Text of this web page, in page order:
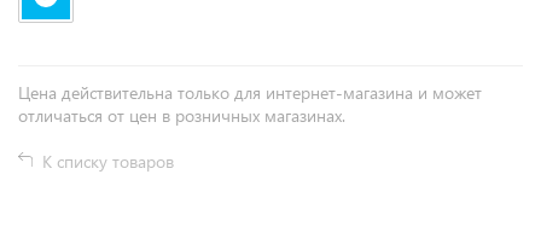
Цена действительна только для интернет-магазина и может
отличаться от цен в розничных магазинах.
К списку товаров